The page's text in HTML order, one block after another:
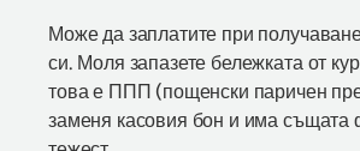
Може да заплатите при
си. Моля запазете бележката от
това е ППП (пощенски паричен
заменя касовия бон и има същата